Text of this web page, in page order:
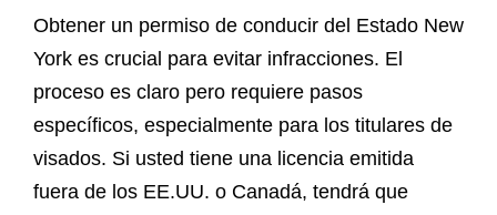
Obtener un permiso de conducir del Estado New
York es crucial para evitar infracciones. El
proceso es claro pero requiere pasos
específicos, especialmente para los titulares de
visados. Si usted tiene una licencia emitida
fuera de los EE.UU. o Canadá, tendrá que